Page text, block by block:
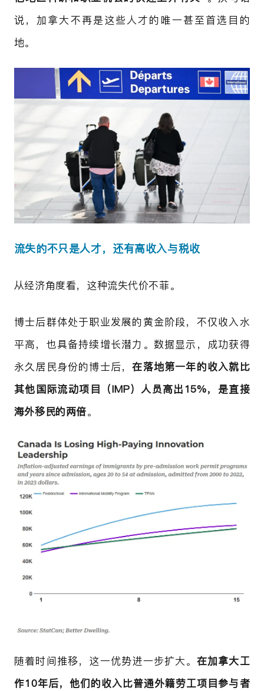
说，加拿大不再是这些人才的唯一甚至首选目的
地。
流失的不只是人才，还有高收入与税收
从经济角度看，这种流失代价不菲。
博士后群体处于职业发展的黄金阶段，不仅收入水
平高，也具备持续增长潜力。数据显示，成功获得
永久居民身份的博士后，在落地第一年的收入就比
其他国际流动项目（IMP）人员高出15%，是直接
海外移民的两倍。
随着时间推移，这一优势进一步扩大。 在加拿大工
作10年后，他们的收入比普通外籍劳工项目参与者